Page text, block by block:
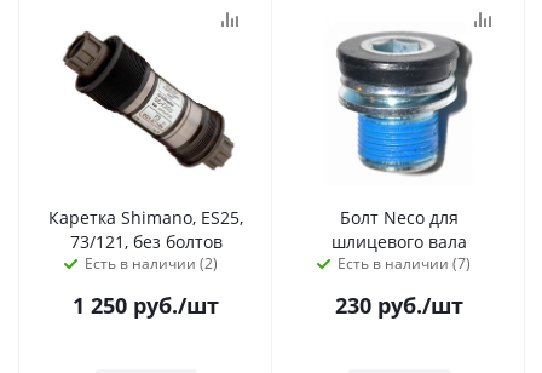
Каретка Shimano, ES25,
73/121, без болтов
Есть в наличии (2)
1 250 руб./шт
Болт Neco для
шлицевого вала
Есть в наличии (7)
230руб./шт